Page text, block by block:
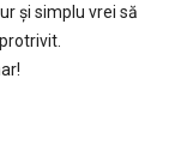
și simplu vrei să